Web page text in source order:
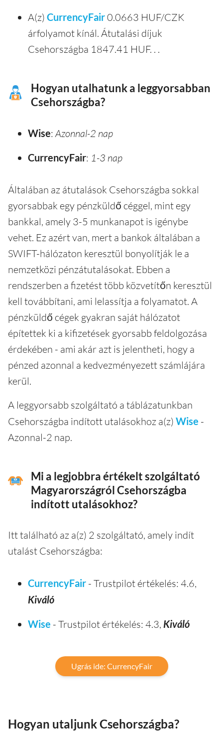
A(z) CurrencyFair0.0663 HUF/CZK
árfolyamot kínál. Átutalási díjuk
Csehországba 1847.41 HUF. . .
Hogyan utalhatunk a leggyorsabban
Csehországba?
Wise:Azonnal-2 nap
CurrencyFair: 1-3 nap
Általában az átutalások Csehországba sokkal
gyorsabbak egy pénzküldő céggel, mint egy
bankkal, amely 3-5 munkanapot is igénybe
vehet. Ez azért van, mert a bankok általában a
SWIFT-hálózaton keresztül bonyolítják le a
nemzetközi pénzátutalásokat. Ebben a
rendszerben a fizetést több közvetítőn keresztül
kell továbbítani, ami lelassítja a folyamatot. A
pénzküldő cégek gyakran saját hálózatot
építettek ki a kifizetések gyorsabb feldolgozása
érdekében - ami akár azt is jelentheti, hogy a
pénzed azonnal a kedvezményezett számlájára
kerül.
A leggyorsabb szolgáltató a táblázatunkban
Csehországba indított utalásokhoz a(z) Wise -
Azonnal-2 nap.
Mi a legjobbra értékelt szolgáltató
Magyarországról Csehországba
indított utalásokhoz?
Itt található az a(z) 2 szolgáltató, amely indít
utalást Csehországba:
CurrencyFair - Trustpilot értékelés: 4.6,
Kiváló
Wise - Trustpilot értékelés: 4.3, Kiváló
Ugrás ide: CurrencyFair
Hogyan utaljunk Csehországba?